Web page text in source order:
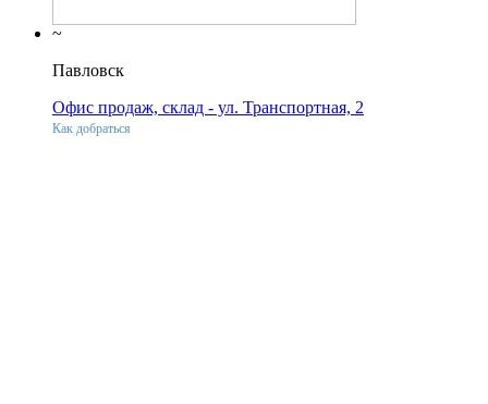
~
Павловск
Офис продаж, склад - ул. Транспортная, 2
Как добраться